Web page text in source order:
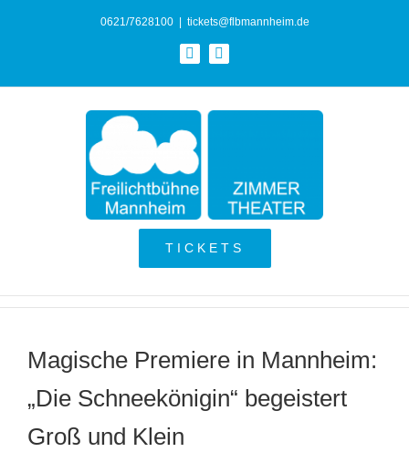
0621/7628100 tickets@flbmannheim.de
FacebookInstagram
TICKETS
Magische Premiere in Mannheim:
„Die Schneekönigin“ begeistert
Groß und Klein